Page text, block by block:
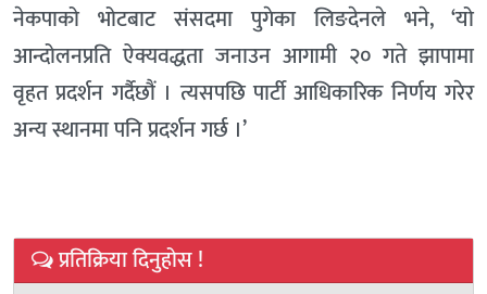
नेकपाको भोटबाट संसदमा पुगेका लिङदेनले भने, ‘यो
आन्दोलनप्रति ऐक्यवद्धता जनाउन आगामी २० गते झापामा
वृहत प्रदर्शन गर्दैछौं । त्यसपछि पार्टी आधिकारिक निर्णय गरेर
अन्य स्थानमा पनि प्रदर्शन गर्छ ।’
प्रतिक्रिया दिनुहोस !